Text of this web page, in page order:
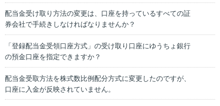
配当金受け取り方法の変更は、口座を持っているすべての証
券会社で手続きしなければなりませんか？
「登録配当金受領口座方式」の受け取り口座にゆうちょ銀行
の預金口座を指定できますか？
配当金受取方法を株式数比例配分方式に変更したのですが、
口座に入金が反映されていません。